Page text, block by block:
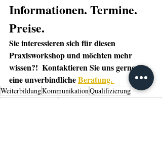
Informationen. Termine.
Preise.
Sie interessieren sich für diesen
Praxisworkshop und möchten mehr
wissen?!  Kontaktieren Sie uns gerne für
eine unverbindliche Beratung.
WeiterbildungKommunikationQualifizierung